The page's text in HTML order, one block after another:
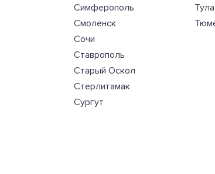
Симферополь
Смоленск
Сочи
Ставрополь
Старый Оскол
Стерлитамак
Сургут
Тула